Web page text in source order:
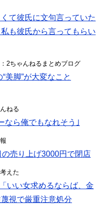
て彼氏に文句言っていた
も彼氏から言ってもらい
2ちゃんねるまとめブログ
美脚”が大変なこと
ねる
なら俺でもなれそう｣
売り上げ3000円で閉店
えた
いい女求めるならば、金
視で厳重注意処分